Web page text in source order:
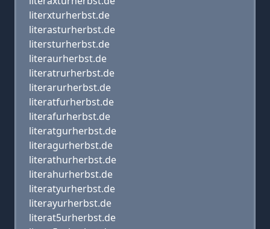
literxturherbst.de
literasturherbst.de
litersturherbst.de
literaurherbst.de
literatrurherbst.de
literarurherbst.de
literatfurherbst.de
literafurherbst.de
literatgurherbst.de
literagurherbst.de
literathurherbst.de
literahurherbst.de
literatyurherbst.de
literayurherbst.de
literat5urherbst.de